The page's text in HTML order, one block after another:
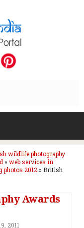
wildlife photography
» web services in
2012» British
Awards
2011